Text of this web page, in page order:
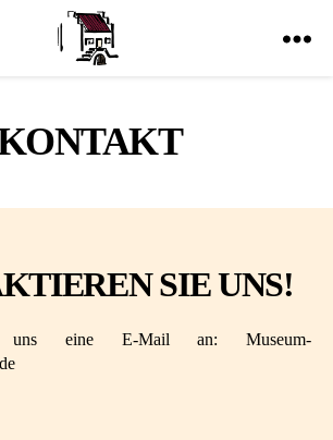
SIE UNS!
uns eine E-Mail an: Museum-